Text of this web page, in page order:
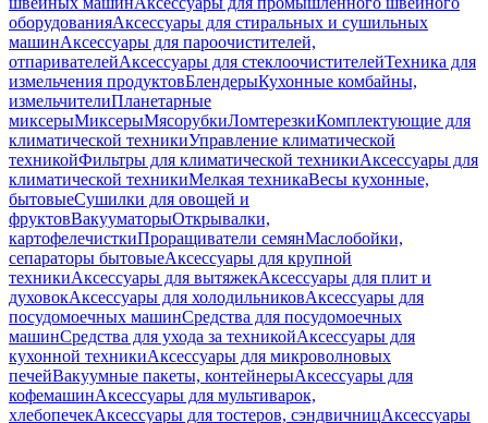
оборудованияАксессуары для стиральных и сушильных
машинАксессуары для пароочистителей,
отпаривателейАксессуары для стеклоочистителейТехника для
измельчения продуктовБлендерыКухонные комбайны,
измельчителиПланетарные
миксерыМиксерыМясорубкиЛомтерезкиКомплектующие для
климатической техникиУправление климатической
техникойФильтры для климатической техникиАксессуары для
климатической техникиМелкая техникаВесы кухонные,
бытовыеСушилки для овощей и
фруктовВакууматорыОткрывалки,
картофелечисткиПроращиватели семянМаслобойки,
сепараторы бытовыеАксессуары для крупной
техникиАксессуары для вытяжекАксессуары для плит и
духовокАксессуары для холодильниковАксессуары для
посудомоечных машинСредства для посудомоечных
машинСредства для ухода за техникойАксессуары для
кухонной техникиАксессуары для микроволновых
печейВакуумные пакеты, контейнерыАксессуары для
кофемашинАксессуары для мультиварок,
хлебопечекАксессуары для тостеров, сэндвичницАксессуары